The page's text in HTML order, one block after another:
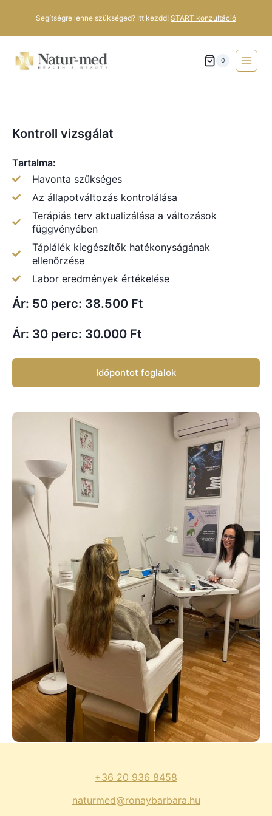
Segítségre lenne szükséged? Itt kezdd! START konzultáció
0
Kontroll vizsgálat
Tartalma:
Havonta szükséges
Az állapotváltozás kontrolálása
Terápiás terv aktualizálása a változások
függvényében
Táplálék kiegészítők hatékonyságának
ellenőrzése
Labor eredmények értékelése
Ár: 50 perc: 38.500 Ft
Ár: 30 perc: 30.000 Ft
Időpontot foglalok
+36 20 936 8458
naturmed@ronaybarbara.hu